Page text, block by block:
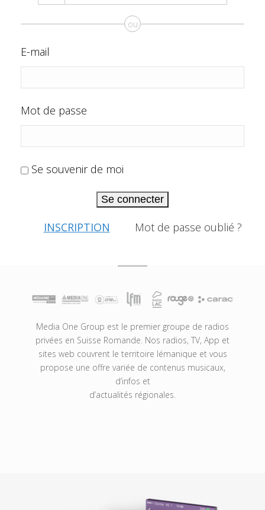
ou
E-mail
Mot de passe
Se souvenir de moi
Se connecter
INSCRIPTION Mot de passe oublié ?
Media One Group est le premier groupe de radios
privées en Suisse Romande. Nos radios, TV, App et
sites web couvrent le territoire lémanique et vous
propose une offre variée de contenus musicaux,
d’infos et
d’actualités régionales.